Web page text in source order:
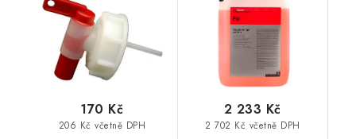
206 Kč včetně DPH
170 Kč
2 702 Kč včetně DPH
2 233 Kč